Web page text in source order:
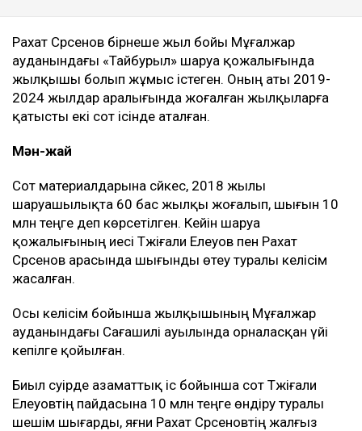
Рахат Сәрсенов бірнеше жыл бойы Мұғалжар
ауданындағы «Тайбурыл» шаруа қожалығында
жылқышы болып жұмыс істеген. Оның аты 2019-
2024 жылдар аралығында жоғалған жылқыларға
қатысты екі сот ісінде аталған.
Мән-жай
Сот материалдарына сәйкес, 2018 жылы
шаруашылықта 60 бас жылқы жоғалып, шығын 10
млн теңге деп көрсетілген. Кейін шаруа
қожалығының иесі Тәжіғали Елеуов пен Рахат
Сәрсенов арасында шығынды өтеу туралы келісім
жасалған.
Осы келісім бойынша жылқышының Мұғалжар
ауданындағы Сағашилі ауылында орналасқан үйі
кепілге қойылған.
Биыл сәуірде азаматтық іс бойынша сот Тәжіғали
Елеуовтің пайдасына 10 млн теңге өндіру туралы
шешім шығарды, яғни Рахат Сәрсеновтің жалғыз